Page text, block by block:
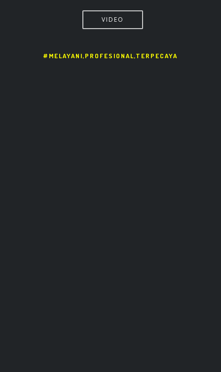
VIDEO
#MELAYANI,PROFESIONAL,TERPECAYA